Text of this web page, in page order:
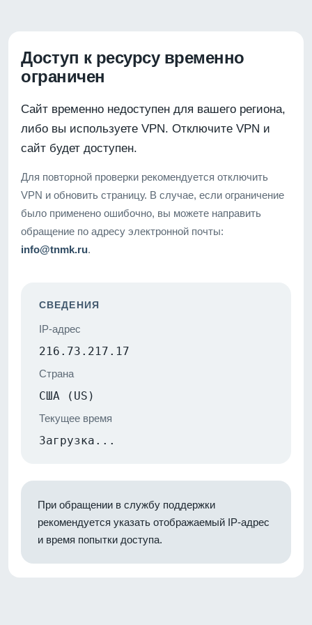
Доступ к ресурсу временно
ограничен
Сайт временно недоступен для вашего региона,
либо вы используете VPN. Отключите VPN и
сайт будет доступен.
Для повторной проверки рекомендуется отключить
VPN и обновить страницу. В случае, если ограничение
было применено ошибочно, вы можете направить
обращение по адресу электронной почты:
info@tnmk.ru.
СВЕДЕНИЯ
IP-адрес
216.73.217.17
Страна
США (US)
Текущее время
Загрузка...
При обращении в службу поддержки
рекомендуется указать отображаемый IP-адрес
и время попытки доступа.